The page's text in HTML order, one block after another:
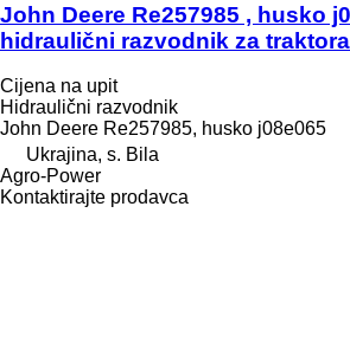
John Deere Re257985 , husko
hidraulični razvodnik za
Cijena na upit
Hidraulični razvodnik
John Deere Re257985, husko j08e065
Ukrajina, s. Bila
Agro-Power
Kontaktirajte prodavca